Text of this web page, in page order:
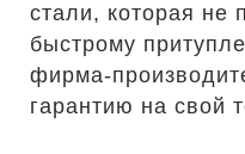
стали, которая не
быстрому
фирма-
гарантию на свой